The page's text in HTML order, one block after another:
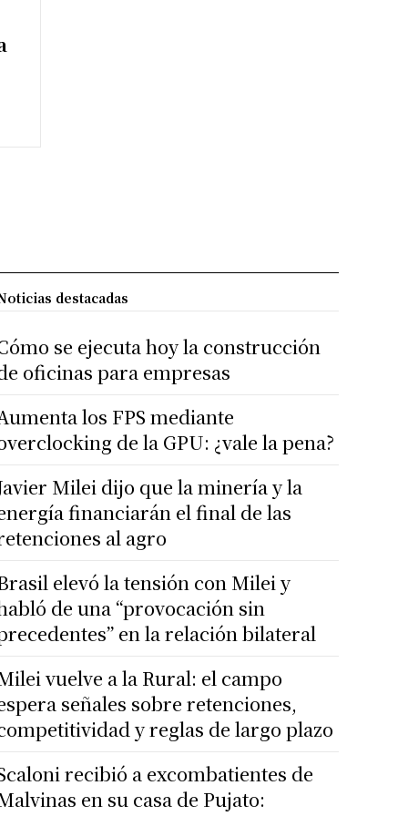
destacadas
se ejecuta hoy la construcción
oficinas para empresas
los FPS mediante
de la GPU: ¿vale la pena?
Milei dijo que la minería y la
financiarán el final de las
al agro
elevó la tensión con Milei y
de una “provocación sin
en la relación bilateral
vuelve a la Rural: el campo
señales sobre retenciones,
y reglas de largo plazo
recibió a excombatientes de
en su casa de Pujato: